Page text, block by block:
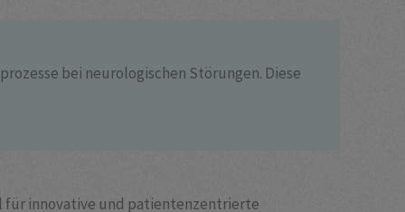
bei neurologischen Störungen. Diese
für innovative und patientenzentrierte